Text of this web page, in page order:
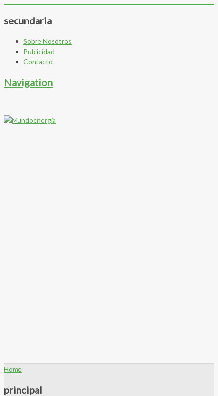
secundaria
Sobre Nosotros
Publicidad
Contacto
Navigation
Home
principal